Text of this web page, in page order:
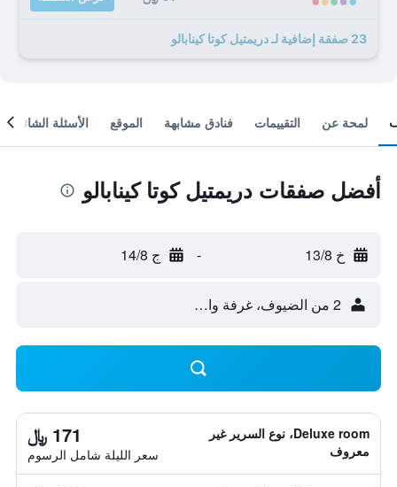
23 صفقة إضافية لـ دريمتيل كوتا كينابالو
لمحة عن التقييمات فنادق مشابهة الموقع الأسئلة الشائعة
أفضل صفقات دريمتيل كوتا كينابالو
خ 13/8 - ج 14/8
2 من الضيوف، غرفة واحدة
Deluxe room، نوع السرير غير
معروف
171 ﷼
سعر الليلة شامل الرسوم